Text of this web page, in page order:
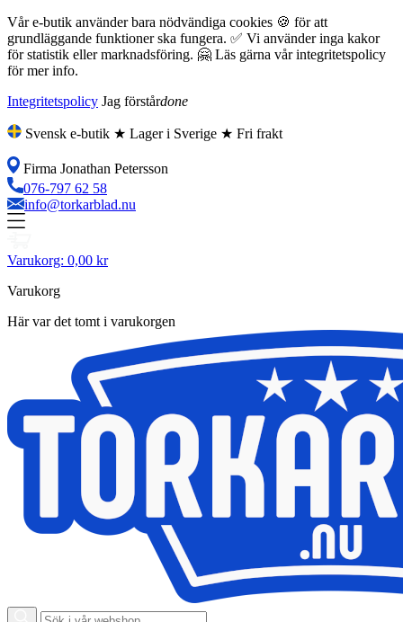
Vår e-butik använder bara nödvändiga cookies 🍪 för att
grundläggande funktioner ska fungera. ✅ Vi använder inga kakor
för statistik eller marknadsföring. 🤗 Läs gärna vår integritetspolicy
för mer info.
Integritetspolicy Jag förstårdone
Svensk e-butik ★ Lager i Sverige ★ Fri frakt
Firma Jonathan Petersson
076-797 62 58
info@torkarblad.nu
Varukorg: 0,00 kr
Varukorg
Här var det tomt i varukorgen